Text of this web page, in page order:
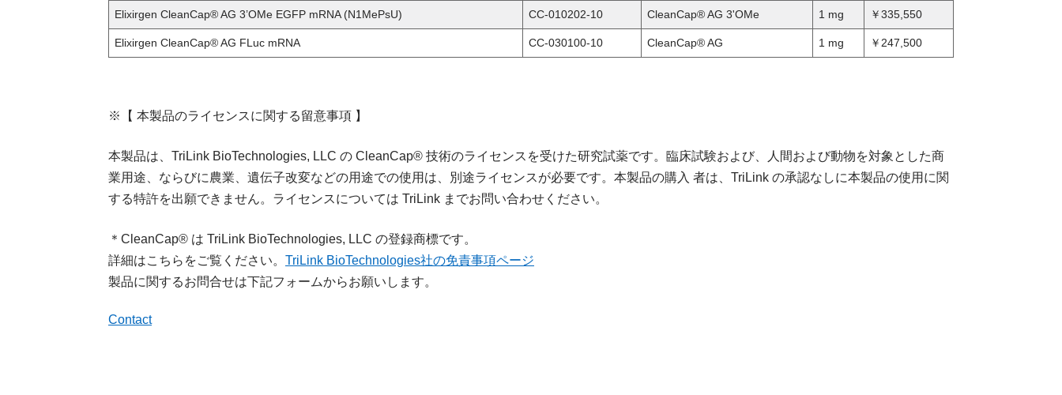
Elixirgen CleanCap® AG 3’OMe EGFP mRNA (N1MePsU) CC-010202-10 CleanCap® AG 3'OMe 1 mg ￥335,550
Elixirgen CleanCap® AG FLuc mRNA CC-030100-10 CleanCap® AG 1 mg ￥247,500
※【 本製品のライセンスに関する留意事項 】
本製品は、TriLink BioTechnologies, LLC の CleanCap® 技術のライセンスを受けた研究試薬です。臨床試験および、人間および動物を対象とした商
業用途、ならびに農業、遺伝子改変などの用途での使用は、別途ライセンスが必要です。本製品の購入 者は、TriLink の承認なしに本製品の使用に関
する特許を出願できません。ライセンスについては TriLink までお問い合わせください。
＊CleanCap® は TriLink BioTechnologies, LLC の登録商標です。
詳細はこちらをご覧ください。 TriLink BioTechnologies社の免責事項ページ
製品に関するお問合せは下記フォームからお願いします。
Contact